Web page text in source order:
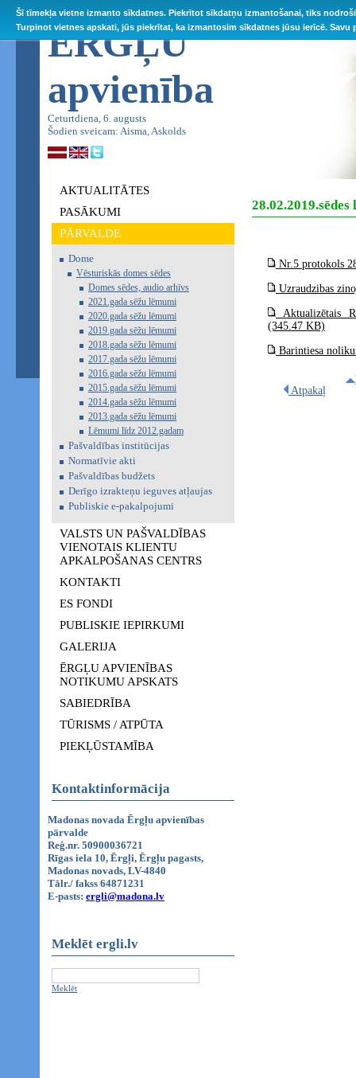
Šī tīmekļa vietne izmanto sīkdatnes. Piekrītot sīkdatņu izmantošanai, tiks
Turpinot vietnes apskati, jūs piekrītat, ka izmantosim sīkdatnes jūsu ierīcē.
ĒRGĻU
apvienība
Ceturtdiena, 6. augusts
Šodien sveicam: Aisma, Askolds
AKTUALITĀTES
PASĀKUMI
PĀRVALDE
Dome
Vēsturiskās domes sēdes
Domes sēdes, audio arhīvs
2021.gada sēžu lēmumi
2020.gada sēžu lēmumi
2019.gada sēžu lēmumi
2018.gada sēžu lēmumi
2017.gada sēžu lēmumi
2016.gada sēžu lēmumi
2015.gada sēžu lēmumi
2014.gada sēžu lēmumi
2013.gada sēžu lēmumi
Lēmumi līdz 2012.gadam
Pašvaldības institūcijas
Normatīvie akti
Pašvaldības budžets
Derīgo izrakteņu ieguves atļaujas
Publiskie e-pakalpojumi
VALSTS UN PAŠVALDĪBAS
VIENOTAIS KLIENTU
APKALPOŠANAS CENTRS
KONTAKTI
ES FONDI
PUBLISKIE IEPIRKUMI
GALERIJA
ĒRGĻU APVIENĪBAS
NOTIKUMU APSKATS
SABIEDRĪBA
TŪRISMS / ATPŪTA
PIEKĻŪSTAMĪBA
Kontaktinformācija
Madonas novada Ērgļu apvienības
pārvalde
Reģ.nr. 50900036721
Rīgas iela 10, Ērgļi, Ērgļu pagasts,
Madonas novads, LV-4840
Tālr./ fakss 64871231
E-pasts: ergli@madona.lv
Meklēt ergli.lv
Meklēt
28.02.2019.sēdes
Nr.5 protokols
Uzraudzibas
Aktualizētais
(345.47 KB)
Barintiesa
Atpakaļ